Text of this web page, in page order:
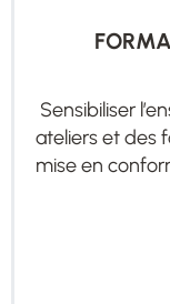
Sensibiliser
ateliers et des
mise en